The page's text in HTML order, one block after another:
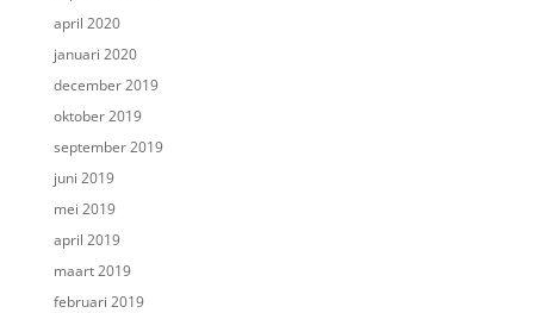
april 2020
januari 2020
december 2019
oktober 2019
september 2019
juni 2019
mei 2019
april 2019
maart 2019
februari 2019